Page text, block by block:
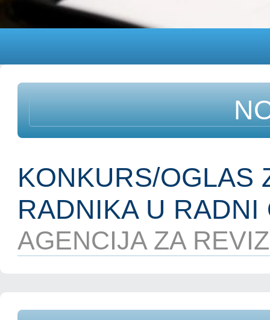
KONKURS/OGLAS
RADNIKA U RADNI
AGENCIJA ZA